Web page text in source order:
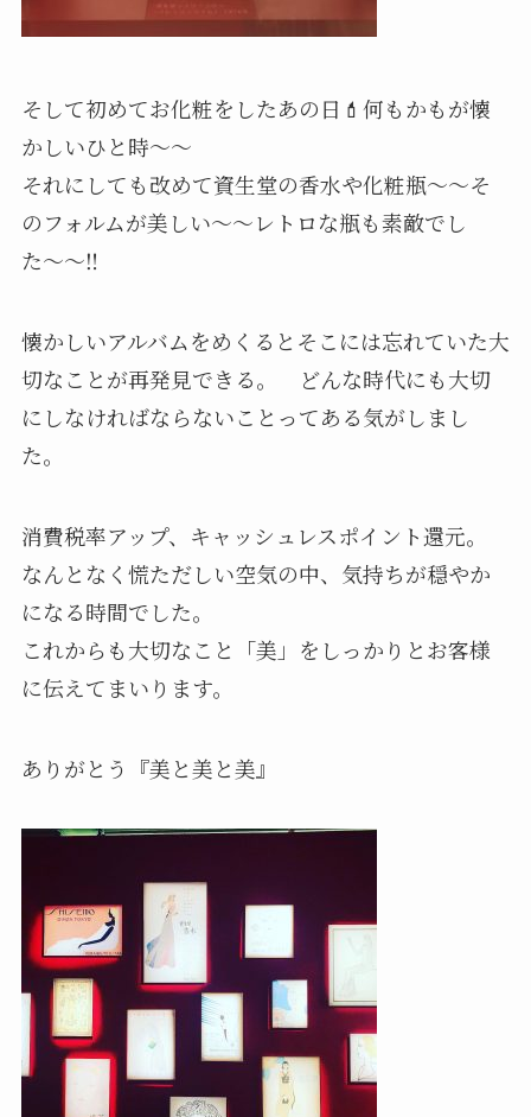
そして初めてお化粧をしたあの日💄何もかもが懐
かしいひと時〜〜
それにしても改めて資生堂の香水や化粧瓶〜〜そ
のフォルムが美しい〜〜レトロな瓶も素敵でし
た〜〜‼️
懐かしいアルバムをめくるとそこには忘れていた大
切なことが再発見できる。 どんな時代にも大切
にしなければならないことってある気がしまし
た。
消費税率アップ、キャッシュレスポイント還元。
なんとなく慌ただしい空気の中、気持ちが穏やか
になる時間でした。
これからも大切なこと「美」をしっかりとお客様
に伝えてまいります。
ありがとう『美と美と美』